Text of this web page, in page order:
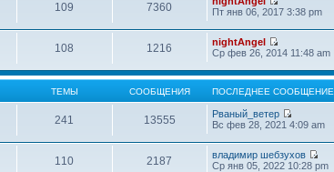
109 7360
Пт янв 06, 2017 3:38 pm
108 1216
nightAngel
Ср фев 26, 2014 11:48 am
ТЕМЫ СООБЩЕНИЯ ПОСЛЕДНЕЕ СООБЩЕНИЕ
241 13555
Рваный_ветер
Вс фев 28, 2021 4:09 am
110 2187
владимир шебзухов
Ср янв 05, 2022 10:28 pm